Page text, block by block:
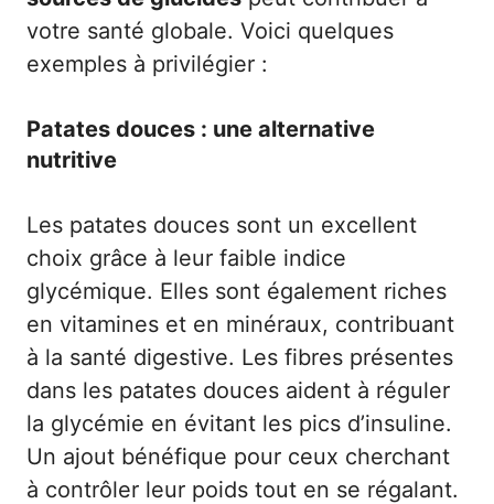
votre santé globale. Voici quelques
exemples à privilégier :
Patates douces : une alternative
nutritive
Les patates douces sont un excellent
choix grâce à leur faible indice
glycémique. Elles sont également riches
en vitamines et en minéraux, contribuant
à la santé digestive. Les fibres présentes
dans les patates douces aident à réguler
la glycémie en évitant les pics d’insuline.
Un ajout bénéfique pour ceux cherchant
à contrôler leur poids tout en se régalant.